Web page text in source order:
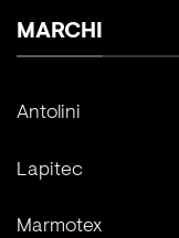
MARCHI
Antolini
Lapitec
Marmotex